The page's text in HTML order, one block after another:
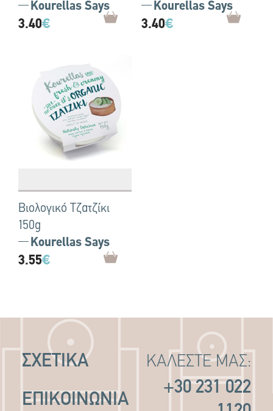
Kourellas Says
3.40€
Kourellas Says
3.40€
Βιολογικό Τζατζίκι
150g
Kourellas Says
3.55€
ΣΧΕΤΙΚΑ
ΕΠΙΚΟΙΝΩΝΙΑ
ΚΑΛΕΣΤΕ ΜΑΣ:
+30 231 022